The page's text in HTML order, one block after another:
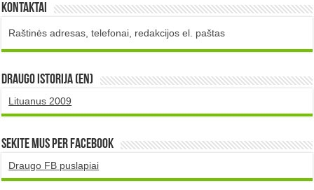
Kontaktai
Raštinės adresas, telefonai, redakcijos el. paštas
DRAUGO istorija (EN)
Lituanus 2009
Sekite mus per Facebook
Draugo FB puslapiai